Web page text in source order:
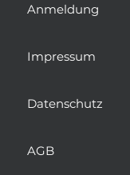
Anmeldung
Impressum
Datenschutz
AGB